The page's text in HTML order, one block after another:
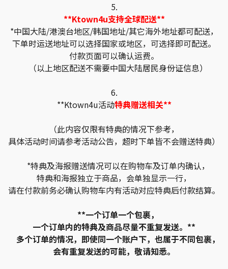
5.
**Ktown4u支持全球配送**
*中国大陆/港澳台地区/韩国地址/其它海外地址都可配送，
下单时运送地址可以选择国家或地区，可选择即可配送。
付款页面可以确认运费。
（以上地区配送不需要中国大陆居民身份证信息）
6.
**Ktown4u活动特典赠送相关**
（此内容仅限有特典的情况下参考，
具体活动时间请参考活动公告，超时下单皆不会赠送特典）
*特典及海报赠送情况可以在购物车及订单内确认，
特典和海报独立于商品，会单独显示一行，
请在付款前务必确认购物车内有活动对应特典后付款结算。
**一个订单一个包裹，
一个订单内的特典及商品尽量不重复发送。**
多个订单的情况，即使同一个账户下，也属于不同包裹，
会有重复发送的可能，敬请知悉。